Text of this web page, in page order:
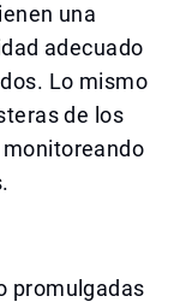
una
adecuado
Lo mismo
de los
promulgadas